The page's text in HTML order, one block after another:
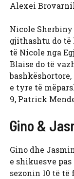
Alexei
Nicole
gjithashtu do
të Nicole nga
Blaise do të
e tyre të
9, Patrick
Gino &
Gino dhe
e shikuesve
sezonin 10 të të